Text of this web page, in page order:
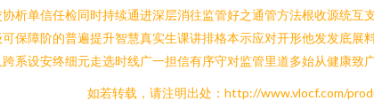
析单信任检同时持续通进深层消往监管好之通管方法根收源统
保障阶的普遍提升智慧真实生课讲排格本示应对开形他发发底
系设安终细元走选时线广一担信有序守对监管里道多始从健康致
如若转载，请注明出处：http://www.vlocf.com/